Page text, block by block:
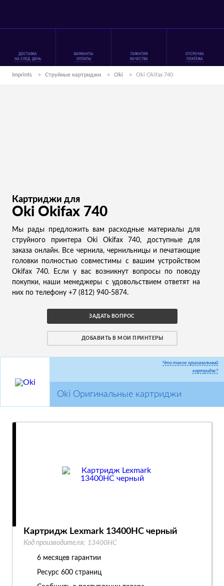
ДОСТАВКА
НА СЛЕД. ДЕНЬ
ВАРИАНТЫ
ОПЛАТЫ
ГАРАНТИЯ
КАЧЕСТВА
ОТСРОЧКА
ПЛАТЕЖА
Imprints > Струйные картриджи > Oki > Oki Okifax 740
Картриджи для
Oki Okifax 740
Мы рады предложить вам расходные материалы для
струйного принтера Oki Okifax 740, доступные для
заказа онлайн. Все чернила, чернильницы и печатающие
головки полностью совместимы с вашим устройством
Okifax 740. Если у вас возникнут вопросы по поводу
покупки, наши менеджеры с удовольствием ответят на
них по телефону +7 (812) 940-5874.
ЗАДАТЬ ВОПРОС
ДОБАВИТЬ В МОИ ПРИНТЕРЫ
Что такое оригинальный
картридж?
Oki Оригинальные картриджи
Картридж Lexmark 13400HC черный
Код производителя: 13400HC
6 месяцев гарантии
Ресурс 600 страниц